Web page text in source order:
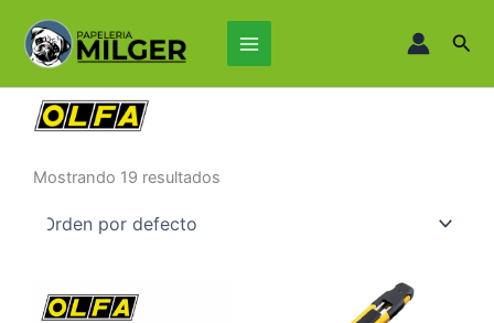
contenido
Main
Menu
Mostrando 19 resultados